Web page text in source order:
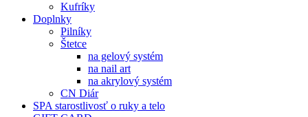
Kufríky
Doplnky
Pilníky
Štetce
na gelový systém
na nail art
na akrylový systém
CN Diár
SPA starostlivosť o ruky a telo